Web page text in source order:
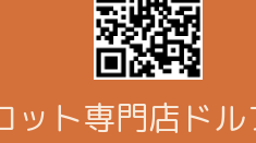
ット専門店ド